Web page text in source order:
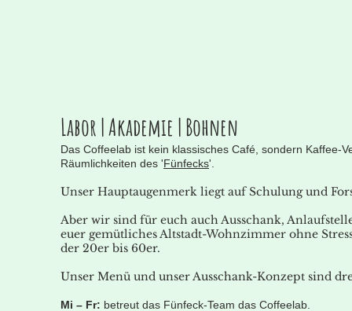
Labor | Akademie | Bohnen
Das Coffeelab ist kein klassisches Café, sondern Kaffee-
Räumlichkeiten des 'Fünfecks'.
Unser Hauptaugenmerk liegt auf Schulung und
Aber wir sind für euch auch Ausschank,
euer gemütliches Altstadt-Wohnzimmer ohne
der 20er bis 60er.
Unser Menü und unser Ausschank-Konzept sind
Mi – Fr: betreut das Fünfeck-Team das Coffeelab.